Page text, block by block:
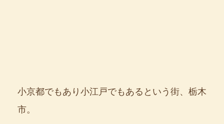
小京都でもあり小江戸でもあるという街、栃木
市。